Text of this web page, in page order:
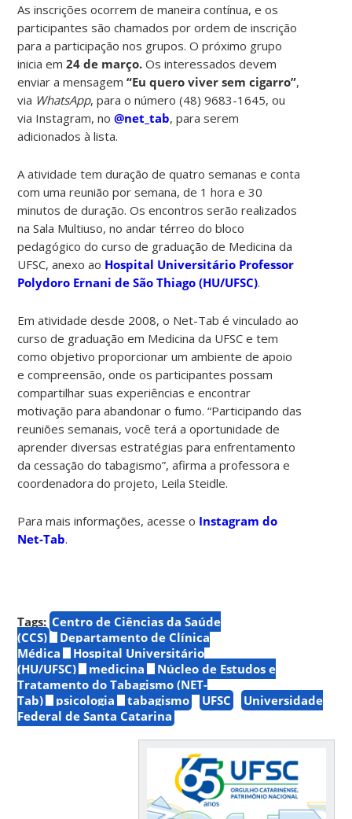
As inscrições ocorrem de maneira contínua, e os
participantes são chamados por ordem de inscrição
para a participação nos grupos. O próximo grupo
inicia em24 de março.Os interessados devem
enviar a mensagem“Eu quero viver sem cigarro”,
via WhatsApp, para o número (48) 9683-1645, ou
via Instagram, no@net_tab, para serem
adicionados à lista.
A atividade tem duração de quatro semanas e conta
com uma reunião por semana, de 1 hora e 30
minutos de duração. Os encontros serão realizados
na Sala Multiuso, no andar térreo do bloco
pedagógico do curso de graduação de Medicina da
UFSC, anexo ao Hospital Universitário Professor
Polydoro Ernani de São Thiago (HU/UFSC).
Em atividade desde 2008, o Net-Tab é vinculado ao
curso de graduação em Medicina da UFSC e tem
como objetivo proporcionar um ambiente de apoio
e compreensão, onde os participantes possam
compartilhar suas experiências e encontrar
motivação para abandonar o fumo. “Participando das
reuniões semanais, você terá a oportunidade de
aprender diversas estratégias para enfrentamento
da cessação do tabagismo”, afirma a professora e
coordenadora do projeto, Leila Steidle.
Para mais informações, acesse o Instagram do
Net-Tab.
Tags: Centro de Ciências da Saúde
(CCS)
Departamento de Clínica
Médica
Hospital Universitário
(HU/UFSC)
medicina
Núcleo de Estudos e
Tratamento do Tabagismo (NET-
Tab)
psicologia tabagismo UFSC
Universidade
Federal de Santa Catarina